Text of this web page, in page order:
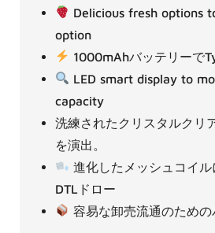
Delicious fresh options
option
1000mAhバッテリーで
LED smart display to
capacity
洗練されたクリスタルクリ
を演出。
進化したメッシュコイ
DTLドロー
容易な卸売流通のため